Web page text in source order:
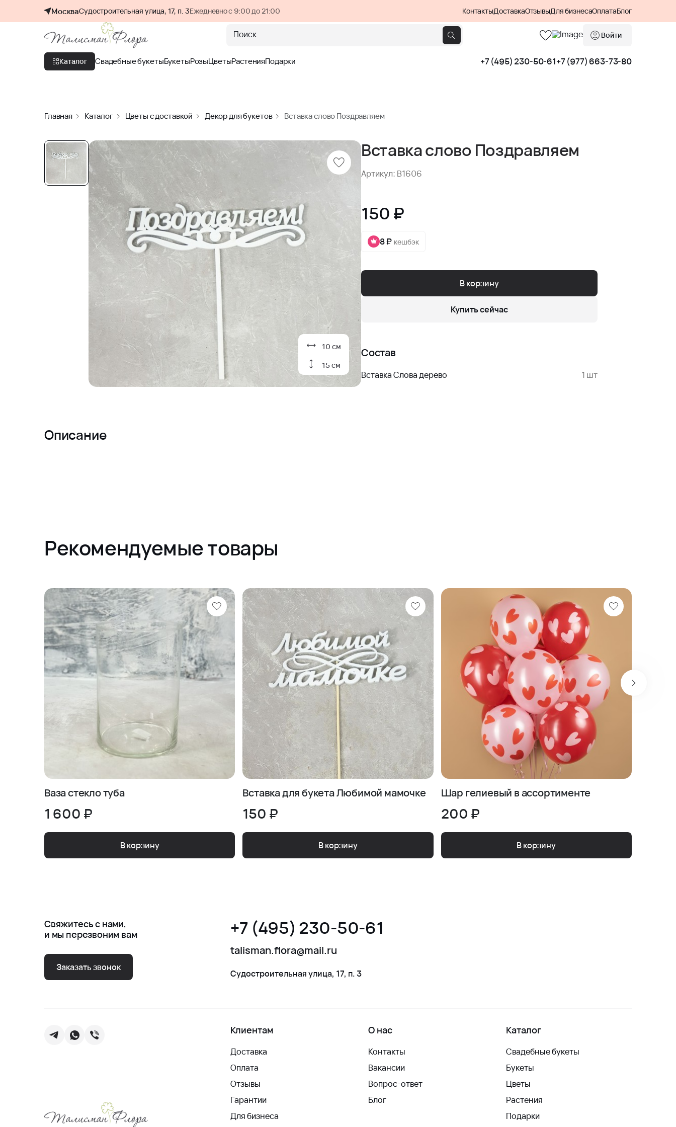
МоскваСудостроительная улица, 17, п. 3Ежедневно с 9:00 до 21:00 КонтактыДоставкаОтзывыДля бизнесаОплатаБлог
Поиск Войти
Каталог Свадебные букетыБукетыРозыЦветыРастенияПодарки +7 (495) 230-50-61+7 (977) 663-73-80
Главная Каталог Цветы с доставкой Декор для букетов Вставка слово Поздравляем
10 см
15 см
Вставка слово Поздравляем
Артикул: B1606
150 ₽
8 ₽ кешбэк
В корзину
Купить сейчас
Состав
Вставка Слова дерево 1 шт
Описание
Рекомендуемые товары
Ваза стекло туба
1 600 ₽
В корзину
Вставка для букета Любимой мамочке
150 ₽
В корзину
Шар гелиевый в ассортименте
200 ₽
В корзину
Свяжитесь с нами,
и мы перезвоним вам
Заказать звонок
+7 (495) 230-50-61
talisman.flora@mail.ru
Судостроительная улица, 17, п. 3
Клиентам
Доставка
Оплата
Отзывы
Гарантии
Для бизнеса
О нас
Контакты
Вакансии
Вопрос-ответ
Блог
Каталог
Свадебные букеты
Букеты
Цветы
Растения
Подарки